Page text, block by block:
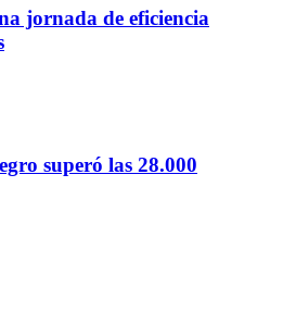
jornada de eficiencia
superó las 28.000